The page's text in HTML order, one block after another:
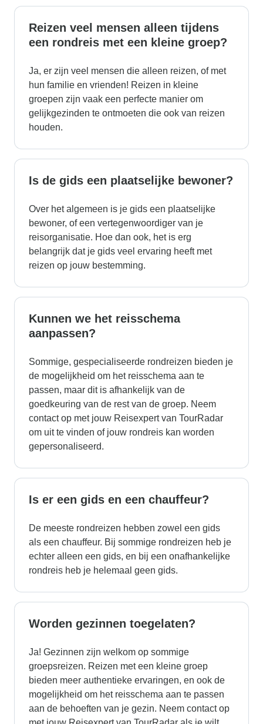
Reizen veel mensen alleen tijdens
een rondreis met een kleine groep?
Ja, er zijn veel mensen die alleen reizen, of met
hun familie en vrienden! Reizen in kleine
groepen zijn vaak een perfecte manier om
gelijkgezinden te ontmoeten die ook van reizen
houden.
Is de gids een plaatselijke bewoner?
Over het algemeen is je gids een plaatselijke
bewoner, of een vertegenwoordiger van je
reisorganisatie. Hoe dan ook, het is erg
belangrijk dat je gids veel ervaring heeft met
reizen op jouw bestemming.
Kunnen we het reisschema
aanpassen?
Sommige, gespecialiseerde rondreizen bieden je
de mogelijkheid om het reisschema aan te
passen, maar dit is afhankelijk van de
goedkeuring van de rest van de groep. Neem
contact op met jouw Reisexpert van TourRadar
om uit te vinden of jouw rondreis kan worden
gepersonaliseerd.
Is er een gids en een chauffeur?
De meeste rondreizen hebben zowel een gids
als een chauffeur. Bij sommige rondreizen heb je
echter alleen een gids, en bij een onafhankelijke
rondreis heb je helemaal geen gids.
Worden gezinnen toegelaten?
Ja! Gezinnen zijn welkom op sommige
groepsreizen. Reizen met een kleine groep
bieden meer authentieke ervaringen, en ook de
mogelijkheid om het reisschema aan te passen
aan de behoeften van je gezin. Neem contact op